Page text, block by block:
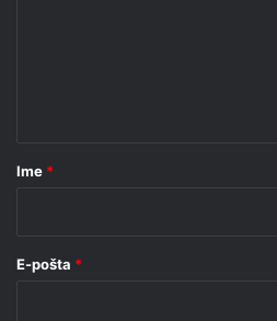
r
Ime *
E-pošta *